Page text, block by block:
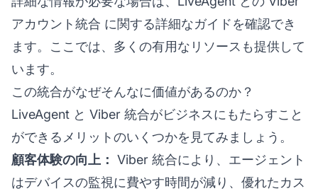
アカウント統合 に関する詳細なガイドを確認でき
ます。ここでは、多くの有用なリソースも提供して
います。
この統合がなぜそんなに価値があるのか？
LiveAgent と Viber 統合がビジネスにもたらすこと
ができるメリットのいくつかを見てみましょう。
顧客体験の向上： Viber 統合により、エージェント
はデバイスの監視に費やす時間が減り、 優れたカス